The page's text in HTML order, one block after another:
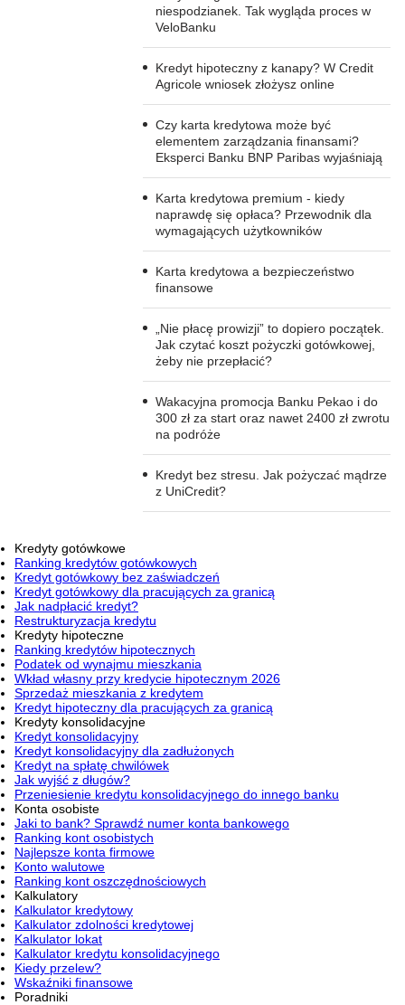
niespodzianek. Tak wygląda proces w
VeloBanku
Kredyt hipoteczny z kanapy? W Credit
Agricole wniosek złożysz online
Czy karta kredytowa może być
elementem zarządzania finansami?
Eksperci Banku BNP Paribas wyjaśniają
Karta kredytowa premium - kiedy
naprawdę się opłaca? Przewodnik dla
wymagających użytkowników
Karta kredytowa a bezpieczeństwo
finansowe
„Nie płacę prowizji” to dopiero początek.
Jak czytać koszt pożyczki gotówkowej,
żeby nie przepłacić?
Wakacyjna promocja Banku Pekao i do
300 zł za start oraz nawet 2400 zł zwrotu
na podróże
Kredyt bez stresu. Jak pożyczać mądrze
z UniCredit?
Kredyty gotówkowe
Ranking kredytów gotówkowych
Kredyt gotówkowy bez zaświadczeń
Kredyt gotówkowy dla pracujących za granicą
Jak nadpłacić kredyt?
Restrukturyzacja kredytu
Kredyty hipoteczne
Ranking kredytów hipotecznych
Podatek od wynajmu mieszkania
Wkład własny przy kredycie hipotecznym 2026
Sprzedaż mieszkania z kredytem
Kredyt hipoteczny dla pracujących za granicą
Kredyty konsolidacyjne
Kredyt konsolidacyjny
Kredyt konsolidacyjny dla zadłużonych
Kredyt na spłatę chwilówek
Jak wyjść z długów?
Przeniesienie kredytu konsolidacyjnego do innego banku
Konta osobiste
Jaki to bank? Sprawdź numer konta bankowego
Ranking kont osobistych
Najlepsze konta firmowe
Konto walutowe
Ranking kont oszczędnościowych
Kalkulatory
Kalkulator kredytowy
Kalkulator zdolności kredytowej
Kalkulator lokat
Kalkulator kredytu konsolidacyjnego
Kiedy przelew?
Wskaźniki finansowe
Poradniki